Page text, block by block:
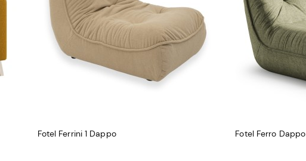
Fotel Ferrini 1 Dappo Fotel Ferro Dappo